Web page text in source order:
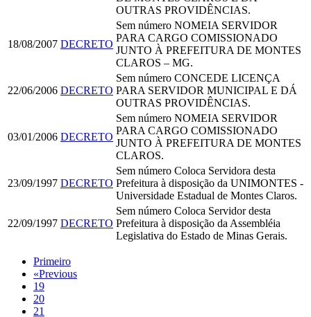
OUTRAS PROVIDÊNCIAS.
18/08/2007 DECRETO
Sem número NOMEIA SERVIDOR
PARA CARGO COMISSIONADO
JUNTO À PREFEITURA DE MONTES
CLAROS – MG.
22/06/2006 DECRETO
Sem número CONCEDE LICENÇA
PARA SERVIDOR MUNICIPAL E DÁ
OUTRAS PROVIDÊNCIAS.
03/01/2006 DECRETO
Sem número NOMEIA SERVIDOR
PARA CARGO COMISSIONADO
JUNTO À PREFEITURA DE MONTES
CLAROS.
23/09/1997 DECRETO
Sem número Coloca Servidora desta
Prefeitura à disposição da UNIMONTES -
Universidade Estadual de Montes Claros.
22/09/1997 DECRETO
Sem número Coloca Servidor desta
Prefeitura à disposição da Assembléia
Legislativa do Estado de Minas Gerais.
Primeiro
«Previous
19
20
21